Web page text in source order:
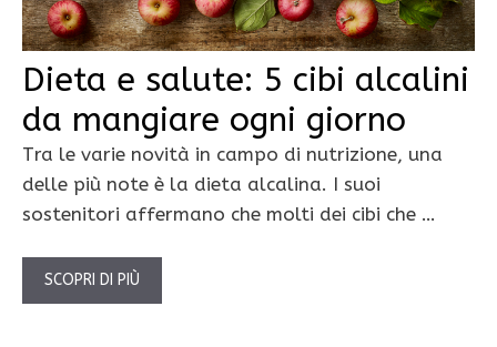
Dieta e salute: 5 cibi alcalini
da mangiare ogni giorno
Tra le varie novità in campo di nutrizione, una
delle più note è la dieta alcalina. I suoi
sostenitori affermano che molti dei cibi che …
SCOPRI DI PIÙ